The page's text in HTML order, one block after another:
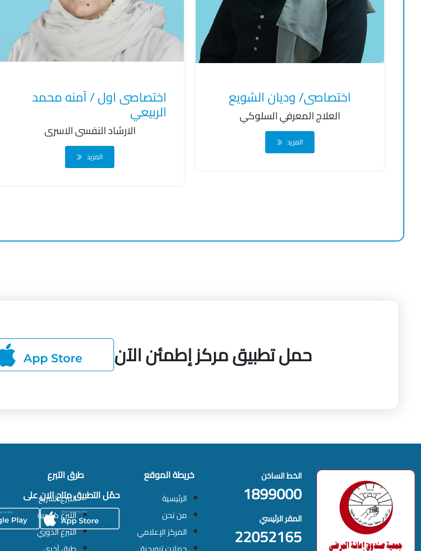
اختصاصى/ وديان الشويع
العلاج المعرفي السلوكي
المزيد
اختصاصى اول / آمنه محمد
الربيعي
الارشاد النفسى الاسرى
المزيد
حمل تطبيق مركز إطمئن الآن
الخط الساخن
1899000
المقر الرئيسي
22052165
خريطة الموقع
الرئيسية
من نحن
المركز الإعلامي
طرق التبرع
التبرع السريع
التبرع كهدية
التبرع الدوري
حمّل التطبيق متاح الان على